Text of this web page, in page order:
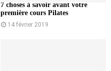
7 choses à savoir avant votre
première cours Pilates
14 février 2019